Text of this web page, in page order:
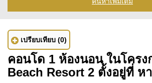
เปรียบเทียบ (0)
คอนโด 1 ห้องนอน ในโครง
Beach Resort 2 ตั้งอยู่ที่ ห